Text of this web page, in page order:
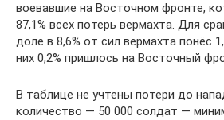
воевавшие на Восточном фронте,
87,1% всех потерь вермахта. Для
доле в 8,6% от сил вермахта понёс
них 0,2% пришлось на Восточный
В таблице не учтены потери до
количество — 50 000 солдат —